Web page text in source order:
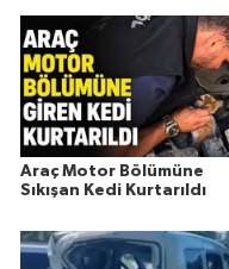
Araç Motor Bölümüne
Sıkışan Kedi Kurtarıldı